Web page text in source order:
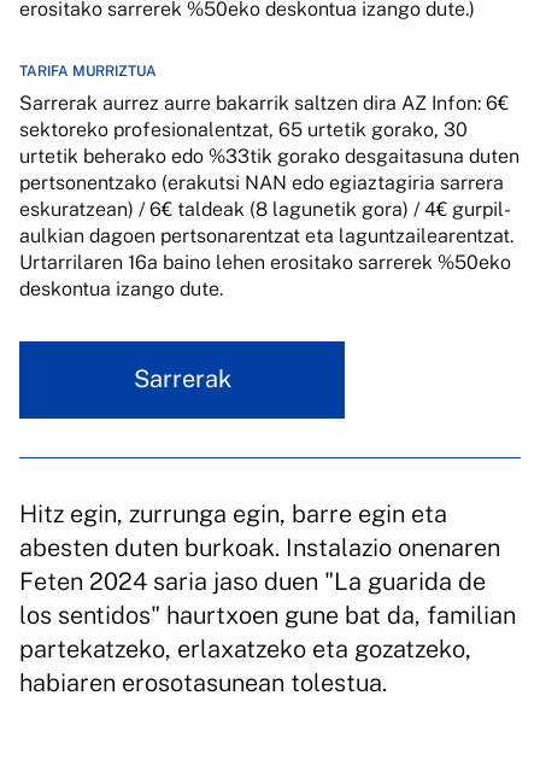
erositako sarrerek %50eko deskontua izango dute.)
TARIFA MURRIZTUA
Sarrerak aurrez aurre bakarrik saltzen dira AZ Infon: 6€
sektoreko profesionalentzat, 65 urtetik gorako, 30
urtetik beherako edo %33tik gorako desgaitasuna duten
pertsonentzako (erakutsi NAN edo egiaztagiria sarrera
eskuratzean) / 6€ taldeak (8 lagunetik gora) / 4€ gurpil-
aulkian dagoen pertsonarentzat eta laguntzailearentzat.
Urtarrilaren 16a baino lehen erositako sarrerek %50eko
deskontua izango dute.
Sarrerak
Hitz egin, zurrunga egin, barre egin eta
abesten duten burkoak. Instalazio onenaren
Feten 2024 saria jaso duen "La guarida de
los sentidos" haurtxoen gune bat da, familian
partekatzeko, erlaxatzeko eta gozatzeko,
habiaren erosotasunean tolestua.